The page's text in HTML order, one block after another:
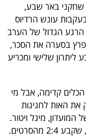
שחקני באר שבע,
עונש הרדיוס
הרגע הגדול של הערב
אחמד פרץ בסערה את הסכר,
שלישי ומכריע
קדימה, אבל מי
האות לחגיגות
מיגל ויטור.